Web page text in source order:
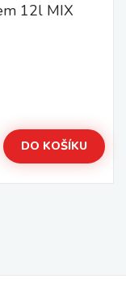
12l MIX
DO KOŠÍKU